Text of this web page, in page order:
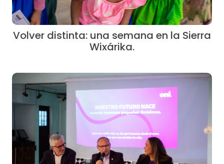
Volver distinta: una semana en la Sierra
Wixárika.